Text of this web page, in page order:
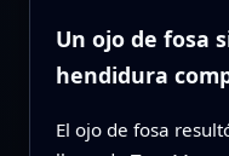
Un ojo de fosa
hendidura
El ojo de fosa